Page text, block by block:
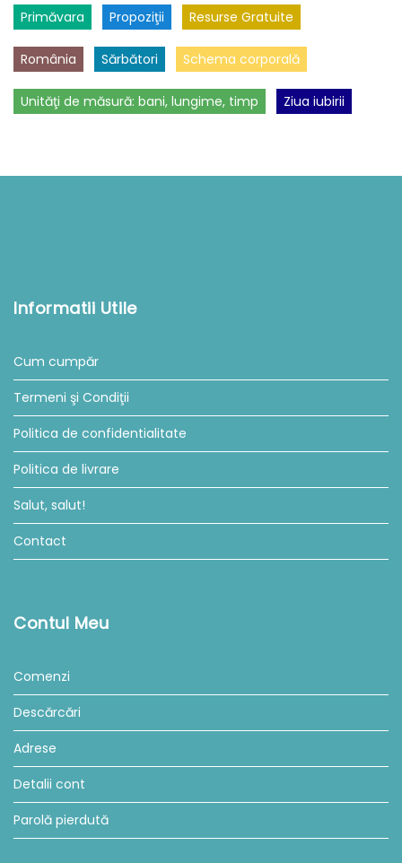
Primăvara Propoziţii Resurse Gratuite
România Sărbători Schema corporală
Unităţi de măsură: bani, lungime, timp Ziua iubirii
Informatii Utile
Cum cumpăr
Termeni şi Condiţii
Politica de confidentialitate
Politica de livrare
Salut, salut!
Contact
Contul Meu
Comenzi
Descărcări
Adrese
Detalii cont
Parolă pierdută